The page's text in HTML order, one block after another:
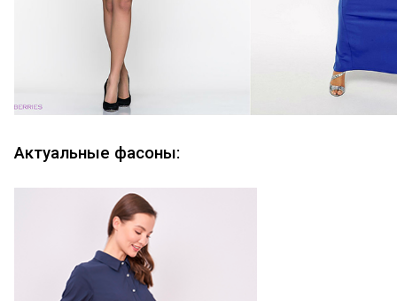
Актуальные фасоны: